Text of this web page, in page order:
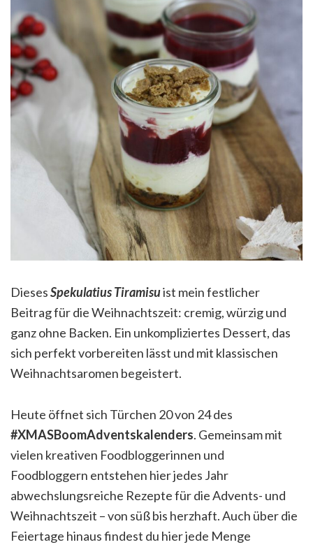
DiesesSpekulatius Tiramisuist mein festlicher
Beitrag für die Weihnachtszeit: cremig, würzig und
ganz ohne Backen. Ein unkompliziertes Dessert, das
sich perfekt vorbereiten lässt und mit klassischen
Weihnachtsaromen begeistert.
Heute öffnet sich Türchen 20 von 24 des
#XMASBoomAdventskalenders. Gemeinsam mit
vielen kreativen Foodbloggerinnen und
Foodbloggern entstehen hier jedes Jahr
abwechslungsreiche Rezepte für die Advents- und
Weihnachtszeit – von süß bis herzhaft. Auch über die
Feiertage hinaus findest du hier jede Menge